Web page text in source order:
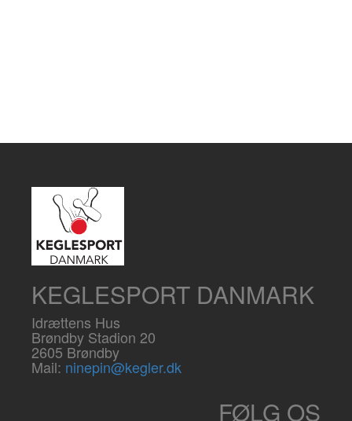
KEGLESPORT DANMARK
Idrættens Hus
Brøndby Stadion 20
2605 Brøndby
Mail: ninepin@kegler.dk
FØLG OS